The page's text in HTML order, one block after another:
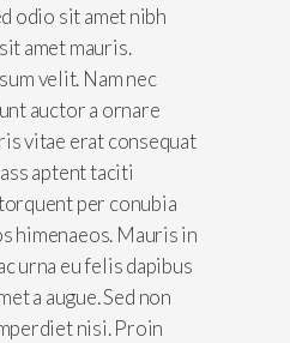
odio sit amet nibh
amet mauris.
velit. Nam nec
auctor a ornare
vitae erat consequat
aptent taciti
per conubia
himenaeos. Mauris in
urna eu felis dapibus
a augue. Sed non
nisi. Proin